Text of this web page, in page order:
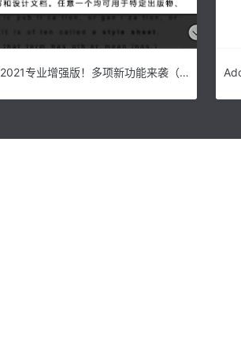
Office2021专业增强版！多项新功能来袭（下载地址、安装和激活教程）